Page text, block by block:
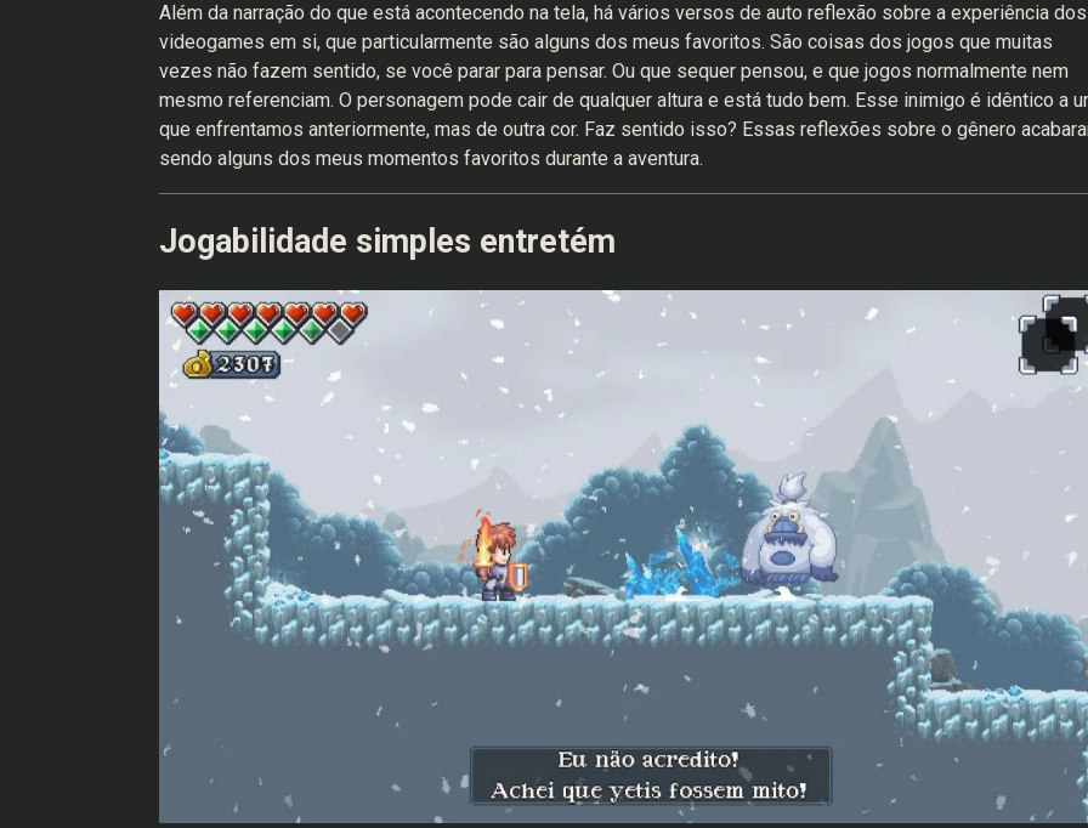
Além da narração do que está acontecendo na tela, há vários versos de auto reflexão sobre a experiência dos
videogames em si, que particularmente são alguns dos meus favoritos. São coisas dos jogos que muitas
vezes não fazem sentido, se você parar para pensar. Ou que sequer pensou, e que jogos normalmente nem
mesmo referenciam. O personagem pode cair de qualquer altura e está tudo bem. Esse inimigo é idêntico a
que enfrentamos anteriormente, mas de outra cor. Faz sentido isso? Essas reflexões sobre o gênero
sendo alguns dos meus momentos favoritos durante a aventura.
Jogabilidade simples entretém